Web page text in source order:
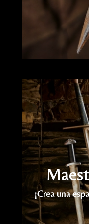
Reproductor
de
vídeo
¡Crea una